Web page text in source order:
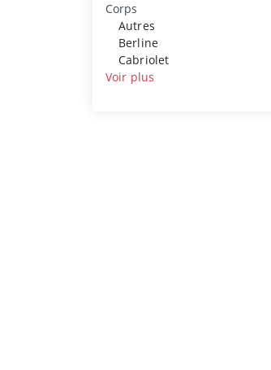
Corps
Autres
Berline
Cabriolet
Voir plus